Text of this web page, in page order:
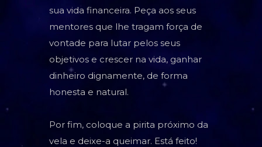
sua vida financeira. Peça aos seus
mentores que lhe tragam força de
vontade para lutar pelos seus
objetivos e crescer na vida, ganhar
dinheiro dignamente, de forma
honesta e natural.
Por fim, coloque a pirita próximo da
vela e deixe-a queimar. Está feito!